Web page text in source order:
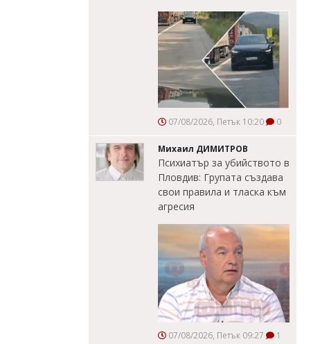
07/08/2026, Петък 10:20 0
Михаил ДИМИТРОВ
Психиатър за убийството в
Пловдив: Групата създава
свои правила и тласка към
агресия
07/08/2026, Петък 09:27 1